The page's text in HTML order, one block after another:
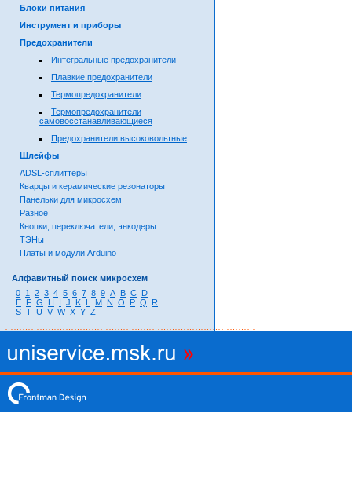
Блоки питания
Инструмент и приборы
Предохранители
Интегральные предохранители
Плавкие предохранители
Термопредохранители
Термопредохранители
самовосстанавливающиеся
Предохранители высоковольтные
Шлейфы
ADSL-сплиттеры
Кварцы и керамические резонаторы
Панельки для микросхем
Разное
Кнопки, переключатели, энкодеры
ТЭНы
Платы и модули Arduino
Алфавитный поиск микросхем
0 1 2 3 4 5 6 7 8 9 A B C D
E F G H I J K L M N O P Q
R
S T U V W X Y Z